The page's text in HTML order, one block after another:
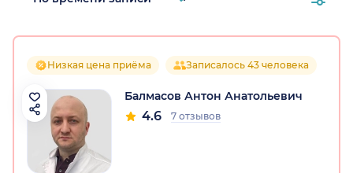
Низкая цена приёма Записалось 43 человека
Балмасов Антон Анатольевич
4.6 7 отзывов